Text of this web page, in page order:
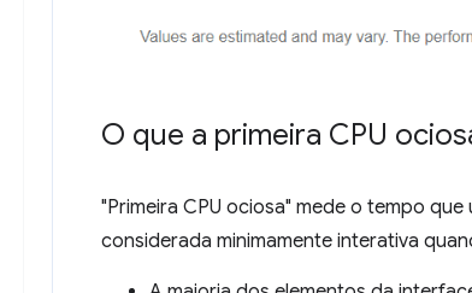
O que a primeira CPU
"Primeira CPU ociosa" mede o tempo
considerada minimamente interativa